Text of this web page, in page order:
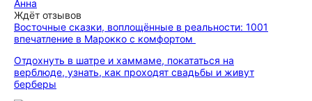
Анна
Ждёт отзывов
Восточные сказки, воплощённые в реальности: 1001
впечатление в Марокко с комфортом
Отдохнуть в шатре и хаммаме, покататься на
верблюде, узнать, как проходят свадьбы и живут
берберы